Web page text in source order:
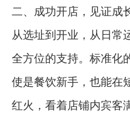
二、成功开店，见证成
从选址到开业，从日常
全方位的支持。标准化
使是餐饮新手，也能在
红火，看着店铺内宾客